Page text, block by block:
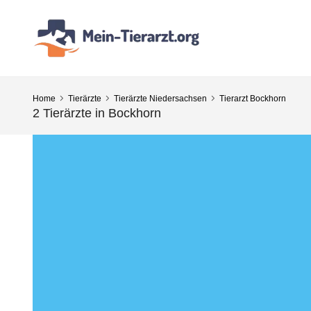
Home Tierärzte Tierärzte Niedersachsen Tierarzt Bockhorn
2 Tierärzte in Bockhorn